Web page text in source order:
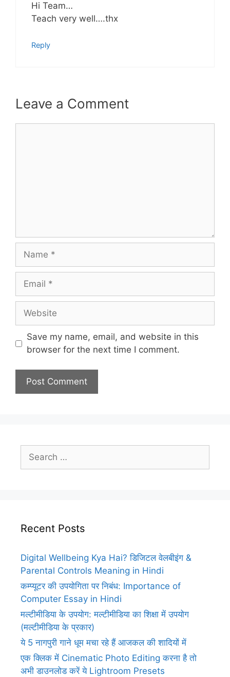
Hi Team…
Teach very well….thx
Reply
Leave a Comment
Name
Email
Website
Save my name, email, and website in this
browser for the next time I comment.
for:
Recent Posts
Digital Wellbeing Kya Hai? डिजिटल वेलबीइंग &
Parental Controls Meaning in Hindi
कम्प्यूटर की उपयोगिता पर निबंध: Importance of
Computer Essay in Hindi
मल्टीमीडिया के उपयोग: मल्टीमीडिया का शिक्षा में उपयोग
(मल्टीमीडिया के प्रकार)
ये 5 नागपुरी गाने धूम मचा रहे हैं आजकल की शादियों में
एक क्लिक में Cinematic Photo Editing करना है तो
अभी डाउनलोड करें ये Lightroom Presets